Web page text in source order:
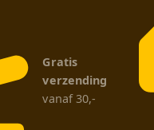
Gratis
verzending
vanaf 30,-